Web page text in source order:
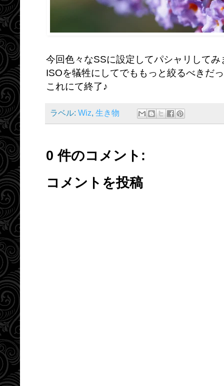
今回色々なSSに設定してパシャリして
ISOを犠牲にしてでももっと絞るべきだ
これにて終了♪
ラベル: Wiz, 生き物
0 件のコメント:
コメントを投稿